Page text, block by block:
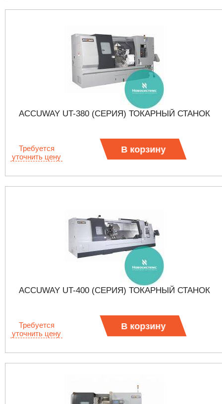
ACCUWAY UT-380 (СЕРИЯ) ТОКАРНЫЙ СТАНОК
Требуется
уточнить цену
В корзину
ACCUWAY UT-400 (СЕРИЯ) ТОКАРНЫЙ СТАНОК
Требуется
уточнить цену
В корзину